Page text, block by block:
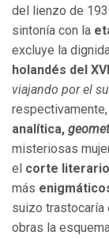
del lienzo de
sintonía con la
excluye la
holandés del XVII
viajando por el
analítica,
misteriosas
el corte literario
más
suizo trastocaría
obras la